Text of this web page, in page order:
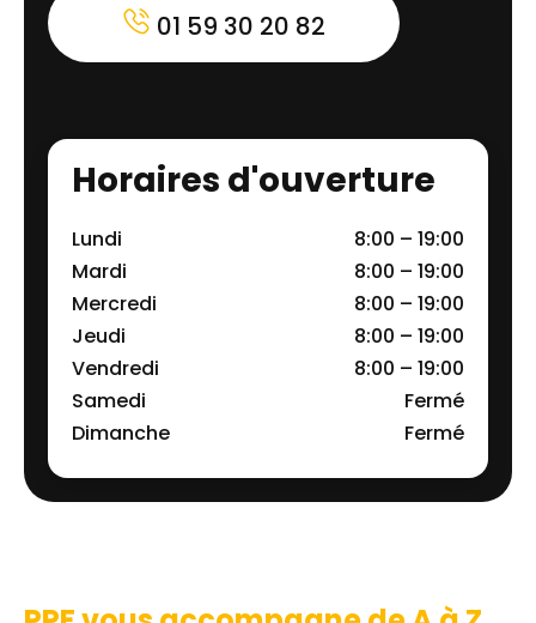
01 59 30 20 82
Horaires d'ouverture
Lundi
8:00 – 19:00
Mardi
8:00 – 19:00
Mercredi
8:00 – 19:00
Jeudi
8:00 – 19:00
Vendredi
8:00 – 19:00
Samedi
Fermé
Dimanche
Fermé